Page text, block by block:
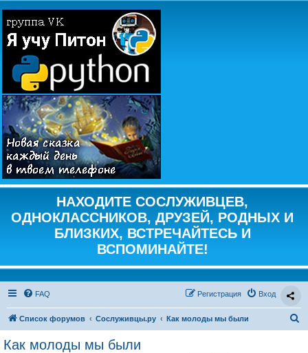
НАХОДИТЕ СОСЛУЖИВЦЕВ,
ОДНОКЛАССНИКОВ, ДРУЗЕЙ, РОДНЫХ И
БЛИЗКИХ, ВСТРЕЧАЙТЕСЬ И
ВСПОМИНАЙТЕ!
FAQ Вход
Регистрация
Список форумов Сослуживцы.ру Как молоды мы были
Как молоды мы были